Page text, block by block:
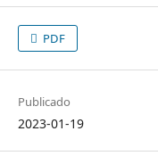
PDF
Publicado
2023-01-19